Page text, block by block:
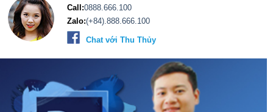
Call:0888.666.100
Zalo:(+84).888.666.100
Chat với Thu Thủy